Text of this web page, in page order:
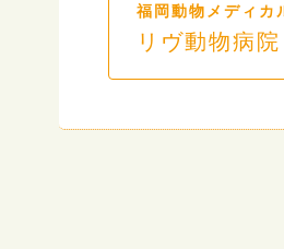
福岡動物メディカ
リヴ動物病院